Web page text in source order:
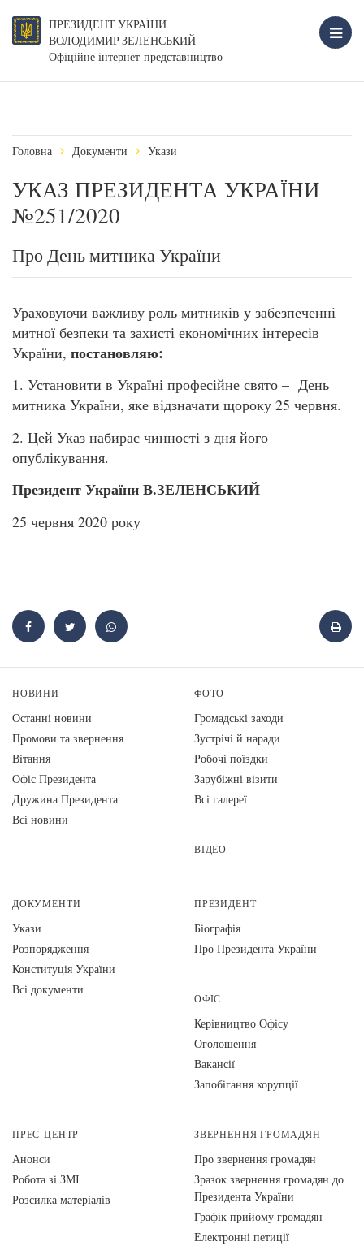
ПРЕЗИДЕНТ УКРАЇНИ
ВОЛОДИМИР ЗЕЛЕНСЬКИЙ
Офіційне інтернет-представництво
Головна Документи Укази
УКАЗ ПРЕЗИДЕНТА УКРАЇНИ
№251/2020
Про День митника України
Ураховуючи важливу роль митників у забезпеченні
митної безпеки та захисті економічних інтересів
України, постановляю:
1. Установити в Україні професійне свято – День
митника України, яке відзначати щороку 25 червня.
2. Цей Указ набирає чинності з дня його
опублікування.
Президент України В.ЗЕЛЕНСЬКИЙ
25 червня 2020 року
НОВИНИ
Останні новини
Промови та звернення
Вiтання
Офіс Президента
Дружина Президента
Всі новини
ФОТО
Громадські заходи
Зустрічі й наради
Робочі поїздки
Зарубіжні візити
Всі галереї
ВІДЕО
ДОКУМЕНТИ
Укази
Розпорядження
Конституція України
Всі документи
ПРЕЗИДЕНТ
Біографія
Про Президента України
ОФІС
Керівництво Офісу
Оголошення
Вакансії
Запобігання корупції
ПРЕС-ЦЕНТР
Анонси
Робота зі ЗМІ
Розсилка матеріалів
ЗВЕРНЕННЯ ГРОМАДЯН
Про звернення громадян
Зразок звернення громадян до
Президента України
Графік прийому громадян
Електронні петиції